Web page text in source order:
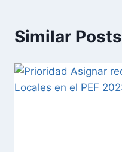
Similar Posts